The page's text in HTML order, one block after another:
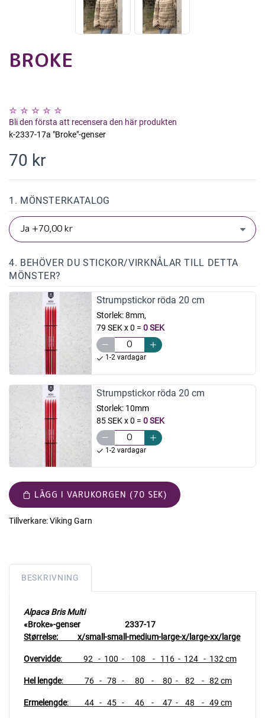
BROKE
Bli den första att recensera den här produkten
k-2337-17a "Broke"-genser
70 kr
1. MÖNSTERKATALOG
4. BEHÖVER DU STICKOR/VIRKNÅLAR TILL DETTA
MÖNSTER?
Strumpstickor röda 20 cm
Storlek:8mm,
79 SEK x 0 = 0 SEK
1-2 vardagar
Strumpstickor röda 20 cm
Storlek: 10mm
85 SEK x 0 = 0 SEK
1-2 vardagar
LÄGG I VARUKORGEN (70 SEK)
Tillverkare:Viking Garn
BESKRIVNING
Alpaca Bris Multi
«Broke»-genser 2337-17
Størrelse: x/small-small-medium-large-x/large-xx/large
Overvidde: 92 - 100 - 108 - 116 - 124 - 132 cm
Hel lengde: 76 - 78 - 80 - 80 - 82 - 82 cm
Ermelengde: 44 - 45 - 46 - 47 - 48 - 49 cm